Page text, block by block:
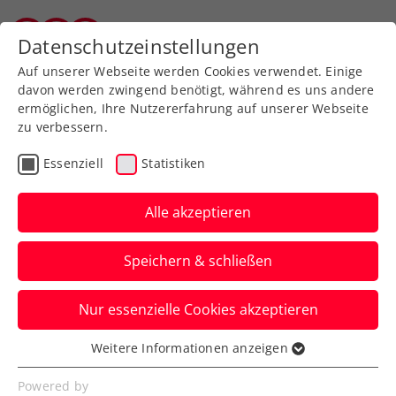
Zurück zur Newsübersicht
Rollstuhltennis
Miedler, Haider-Maurer,
Legner und Pesendorfer
verzeichnen Titelgewinne
Doch auch Jurij Rodionov, David Pichler,
Alexander Gschiel und Luca Sageder
Datenschutzeinstellungen
Auf unserer Webseite werden Cookies verwendet. Einige
davon werden zwingend benötigt, während es uns andere
ermöglichen, Ihre Nutzererfahrung auf unserer Webseite
zu verbessern.
Essenziell Statistiken
Alle akzeptieren
Speichern & schließen
Nur essenzielle Cookies akzeptieren
Essenziell
Essenzielle Cookies werden für grundlegende
Weitere Informationen anzeigen
Powered by